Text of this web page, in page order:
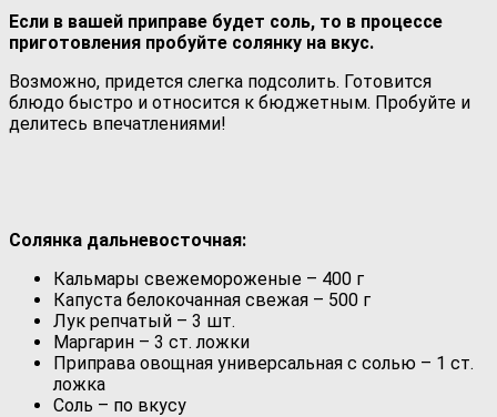
Если в вашей приправе будет соль, то в процессе
приготовления пробуйте солянку на вкус.
Возможно, придется слегка подсолить. Готовится
блюдо быстро и относится к бюджетным. Пробуйте и
делитесь впечатлениями!
Солянка дальневосточная:
Кальмары свежемороженые – 400 г
Капуста белокочанная свежая – 500 г
Лук репчатый – 3 шт.
Маргарин – 3 ст. ложки
Приправа овощная универсальная с солью – 1 ст.
ложка
Соль – по вкусу